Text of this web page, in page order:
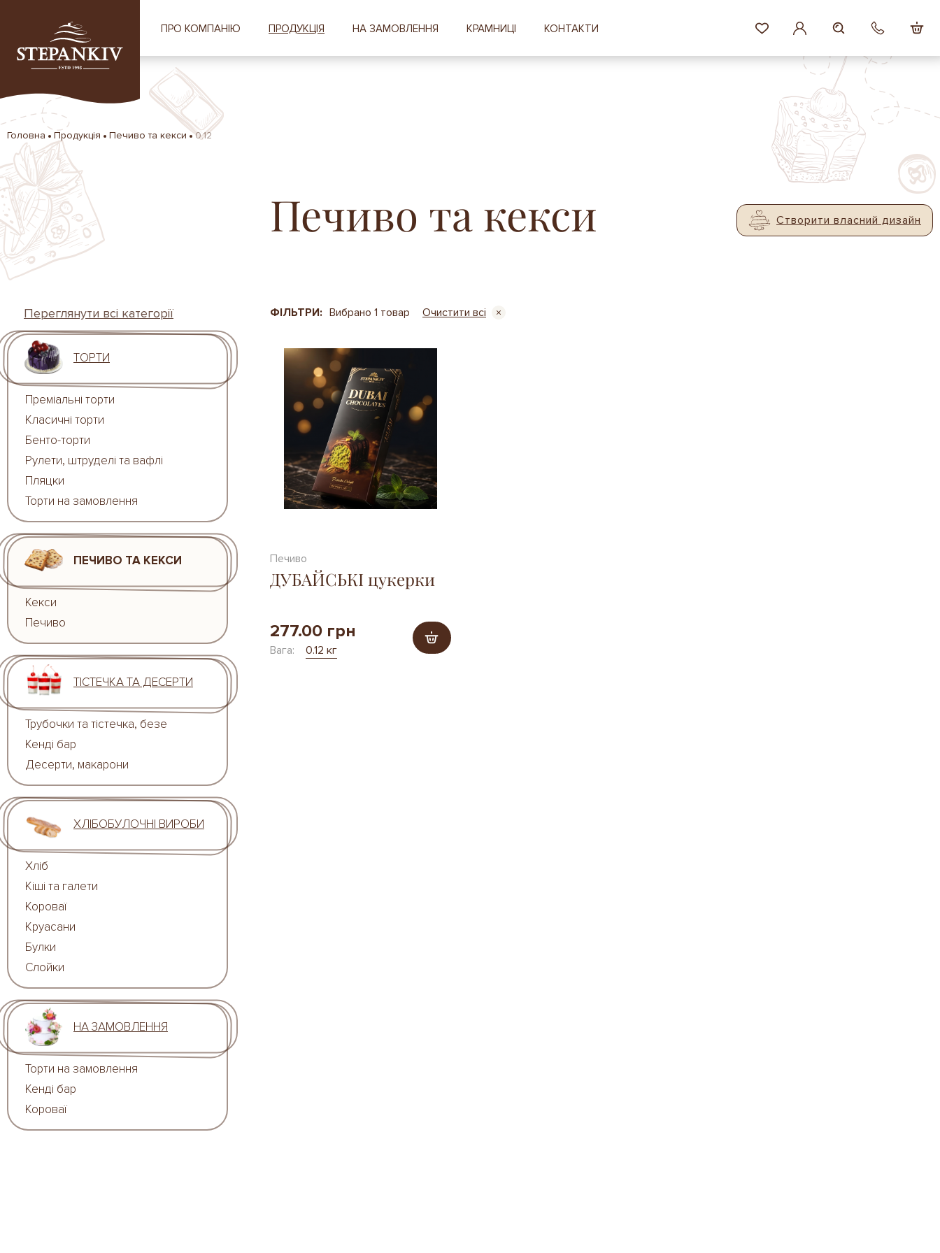
ПРО КОМПАНІЮ ПРОДУКЦІЯ НА ЗАМОВЛЕННЯ КРАМНИЦІ КОНТАКТИ
Головна Продукція Печиво та кекси 0.12
Печиво та кекси Створити власний дизайн
Переглянути всі категорії
ТОРТИ
Преміальні торти
Класичні торти
Бенто-торти
Рулети, штруделі та вафлі
Пляцки
Торти на замовлення
ПЕЧИВО ТА КЕКСИ
Кекси
Печиво
ТІСТЕЧКА ТА ДЕСЕРТИ
Трубочки та тістечка, безе
Кенді бар
Десерти, макарони
ХЛІБОБУЛОЧНІ ВИРОБИ
Хліб
Кіші та галети
Короваї
Круасани
Булки
Слойки
НА ЗАМОВЛЕННЯ
Торти на замовлення
Кенді бар
Короваї
ФІЛЬТРИ: Вибрано 1 товар Очистити всі
Печиво
ДУБАЙСЬКІ цукерки
277.00 грн
Вага: 0.12 кг